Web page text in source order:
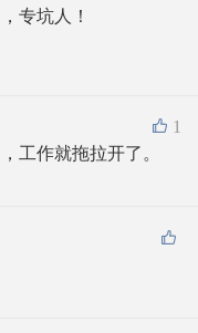
专坑人！
1
工作就拖拉开了。